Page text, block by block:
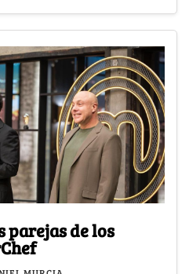
parejas de los